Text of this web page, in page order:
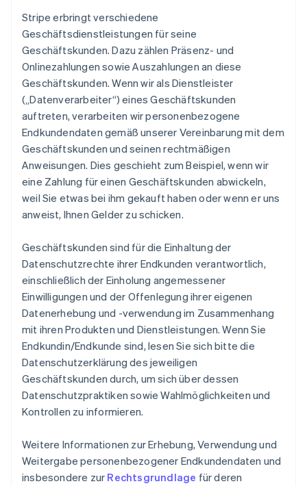
Stripe erbringt verschiedene
Geschäftsdienstleistungen für seine
Geschäftskunden. Dazu zählen Präsenz- und
Onlinezahlungen sowie Auszahlungen an diese
Geschäftskunden. Wenn wir als Dienstleister
(„Datenverarbeiter“) eines Geschäftskunden
auftreten, verarbeiten wir personenbezogene
Endkundendaten gemäß unserer Vereinbarung mit dem
Geschäftskunden und seinen rechtmäßigen
Anweisungen. Dies geschieht zum Beispiel, wenn wir
eine Zahlung für einen Geschäftskunden abwickeln,
weil Sie etwas bei ihm gekauft haben oder wenn er uns
anweist, Ihnen Gelder zu schicken.
Geschäftskunden sind für die Einhaltung der
Datenschutzrechte ihrer Endkunden verantwortlich,
einschließlich der Einholung angemessener
Einwilligungen und der Offenlegung ihrer eigenen
Datenerhebung und -verwendung im Zusammenhang
mit ihren Produkten und Dienstleistungen. Wenn Sie
Endkundin/Endkunde sind, lesen Sie sich bitte die
Datenschutzerklärung des jeweiligen
Geschäftskunden durch, um sich über dessen
Datenschutzpraktiken sowie Wahlmöglichkeiten und
Kontrollen zu informieren.
Weitere Informationen zur Erhebung, Verwendung und
Weitergabe personenbezogener Endkundendaten und
insbesondere zur Rechtsgrundlage für deren